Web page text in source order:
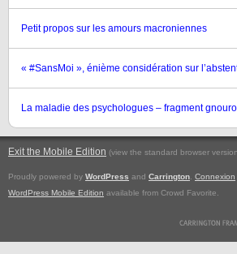
Petit propos sur les amours macroniennes
« #SansMoi », énième considération sur
La maladie des psychologues – fragment
Exit the Mobile Edition (view the standard browser
Proudly powered by WordPress and Carrington Connexion
WordPress Mobile Edition available from Crowd Favorite.